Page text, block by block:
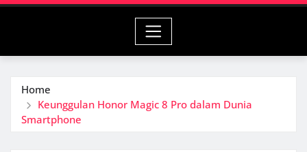
Home
Keunggulan Honor Magic 8 Pro dalam Dunia
Smartphone